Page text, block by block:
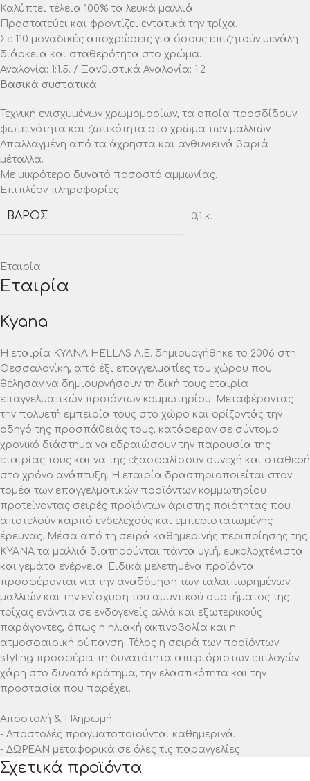
Καλύπτει τέλεια 100% τα λευκά μαλλιά.
Προστατεύει και φροντίζει εντατικά την τρίχα.
Σε 110 μοναδικές αποχρώσεις για όσους επιζητούν μεγάλη
διάρκεια και σταθερότητα στο χρώμα.
Αναλογία: 1:1.5. / Ξανθιστικά Αναλογία: 1:2
Βασικά συστατικά
Τεχνική ενισχυμένων χρωμομορίων, τα οποία προσδίδουν
φωτεινότητα και ζωτικότητα στο χρώμα των μαλλιών
Απαλλαγμένη από τα άχρηστα και ανθυγιεινά βαριά
μέταλλα.
Με μικρότερο δυνατό ποσοστό αμμωνίας.
Επιπλέον πληροφορίες
ΒΆΡΟΣ 0,1 κ.
Εταιρία
Εταιρία
Kyana
Η εταιρία ΚΥΑΝΑ HELLAS A.E. δημιουργήθηκε το 2006 στη
Θεσσαλονίκη, από έξι επαγγελματίες του χώρου που
θέλησαν να δημιουργήσουν τη δική τους εταιρία
επαγγελματικών προϊόντων κομμωτηρίου. Μεταφέροντας
την πολυετή εμπειρία τους στο χώρο και ορίζοντάς την
οδηγό της προσπάθειάς τους, κατάφεραν σε σύντομο
χρονικό διάστημα να εδραιώσουν την παρουσία της
εταιρίας τους και να της εξασφαλίσουν συνεχή και σταθερή
στο χρόνο ανάπτυξη. Η εταιρία δραστηριοποιείται στον
τομέα των επαγγελματικών προϊόντων κομμωτηρίου
προτείνοντας σειρές προϊόντων άριστης ποιότητας που
αποτελούν καρπό ενδελεχούς και εμπεριστατωμένης
έρευνας. Μέσα από τη σειρά καθημερινής περιποίησης της
ΚΥΑΝΑ τα μαλλιά διατηρούνται πάντα υγιή, ευκολοχτένιστα
και γεμάτα ενέργεια. Ειδικά μελετημένα προϊόντα
προσφέρονται για την αναδόμηση των ταλαιπωρημένων
μαλλιών και την ενίσχυση του αμυντικού συστήματος της
τρίχας ενάντια σε ενδογενείς αλλά και εξωτερικούς
παράγοντες, όπως η ηλιακή ακτινοβολία και η
ατμοσφαιρική ρύπανση. Τέλος η σειρά των προϊόντων
styling προσφέρει τη δυνατότητα απεριόριστων επιλογών
χάρη στο δυνατό κράτημα, την ελαστικότητα και την
προστασία που παρέχει.
Αποστολή & Πληρωμή
- Αποστολές πραγματοποιούνται καθημερινά.
- ΔΩΡΕΑΝ μεταφορικά σε όλες τις παραγγελίες
Σχετικά προϊόντα